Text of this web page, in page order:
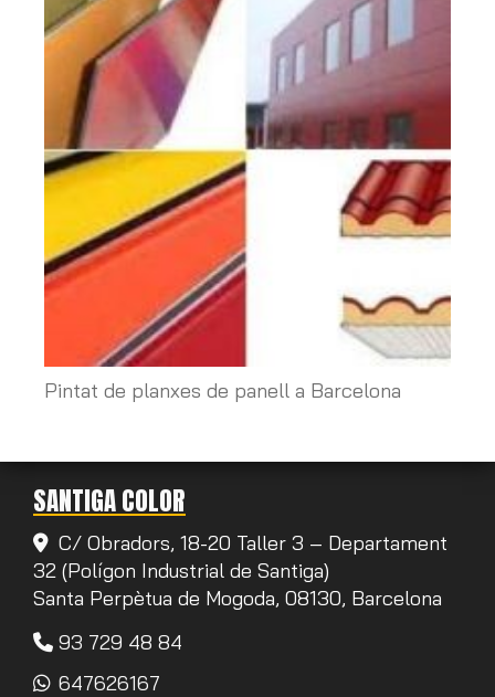
Pintat de planxes de panell a Barcelona
SANTIGA COLOR
C/ Obradors, 18-20 Taller 3 – Departament
32 (Polígon Industrial de Santiga)
Santa Perpètua de Mogoda, 08130, Barcelona
93 729 48 84
647626167